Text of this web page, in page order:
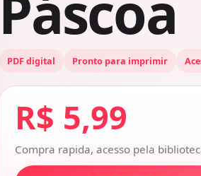
PDF digital Pronto para imprimir
R$ 5,99
Compra rapida, acesso pela